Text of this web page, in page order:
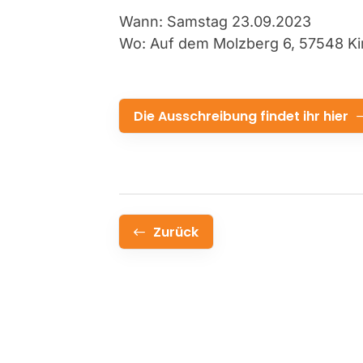
Wann: Samstag 23.09.2023
Wo: Auf dem Molzberg 6, 57548
Die Ausschreibung findet ihr hier
Zurück